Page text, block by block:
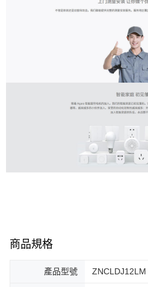
商品規格
產品型號 ZNCLDJ12LM